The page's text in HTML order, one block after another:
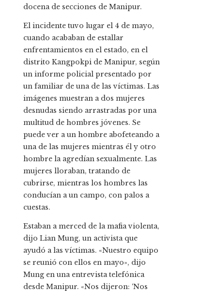
docena de secciones de Manipur.
El incidente tuvo lugar el 4 de mayo,
cuando acababan de estallar
enfrentamientos en el estado, en el
distrito Kangpokpi de Manipur, según
un informe policial presentado por
un familiar de una de las víctimas. Las
imágenes muestran a dos mujeres
desnudas siendo arrastradas por una
multitud de hombres jóvenes. Se
puede ver a un hombre abofeteando a
una de las mujeres mientras él y otro
hombre la agredían sexualmente. Las
mujeres lloraban, tratando de
cubrirse, mientras los hombres las
conducían a un campo, con palos a
cuestas.
Estaban a merced de la mafia violenta,
dijo Lian Mung, un activista que
ayudó a las víctimas. «Nuestro equipo
se reunió con ellos en mayo», dijo
Mung en una entrevista telefónica
desde Manipur. «Nos dijeron: ‘Nos